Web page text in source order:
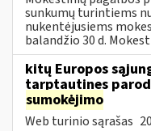
sunkumų turintiems
nukentėjusiems
balandžio 30 d.
kitų Europos
tarptautines
sumokėjimo
Web turinio sąrašas